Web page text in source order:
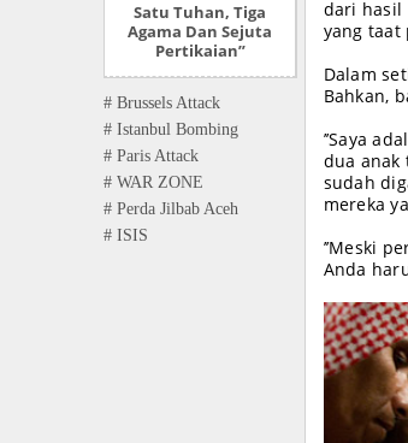
Satu Tuhan, Tiga
Agama Dan Sejuta
Pertikaian”
# Brussels Attack
# Istanbul Bombing
# Paris Attack
# WAR ZONE
# Perda Jilbab Aceh
# ISIS
dari hasil
yang taat
Dalam
Bahkan,
’’Saya
dua anak
sudah
mereka
’’Meski
Anda